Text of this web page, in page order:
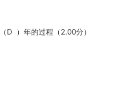
D ）年的过程（2.00分）